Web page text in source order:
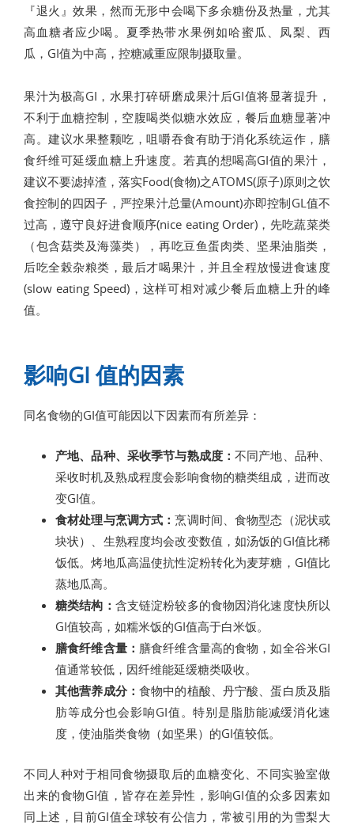
『退火』效果，然而无形中会喝下多余糖份及热量，尤其
高血糖者应少喝。夏季热带水果例如哈蜜瓜、凤梨、西
瓜，GI值为中高，控糖减重应限制摄取量。
果汁为极高GI，水果打碎研磨成果汁后GI值将显著提升，
不利于血糖控制，空腹喝类似糖水效应，餐后血糖显著冲
高。建议水果整颗吃，咀嚼吞食有助于消化系统运作，膳
食纤维可延缓血糖上升速度。若真的想喝高GI值的果汁，
建议不要滤掉渣，落实Food(食物)之ATOMS(原子)原则之饮
食控制的四因子，严控果汁总量(Amount)亦即控制GL值不
过高，遵守良好进食顺序(nice eating Order)，先吃蔬菜类
（包含菇类及海藻类），再吃豆鱼蛋肉类、坚果油脂类，
后吃全榖杂粮类，最后才喝果汁，并且全程放慢进食速度
(slow eating Speed)，这样可相对减少餐后血糖上升的峰
值。
影响GI 值的因素
同名食物的GI值可能因以下因素而有所差异：
产地、品种、采收季节与熟成度：不同产地、品种、
采收时机及熟成程度会影响食物的糖类组成，进而改
变GI值。
食材处理与烹调方式：烹调时间、食物型态（泥状或
块状）、生熟程度均会改变数值，如汤饭的GI值比稀
饭低。烤地瓜高温使抗性淀粉转化为麦芽糖，GI值比
蒸地瓜高。
糖类结构： 含支链淀粉较多的食物因消化速度快所以
GI值较高，如糯米饭的GI值高于白米饭。
膳食纤维含量： 膳食纤维含量高的食物，如全谷米GI
值通常较低，因纤维能延缓糖类吸收。
其他营养成分： 食物中的植酸、丹宁酸、蛋白质及脂
肪等成分也会影响GI值。特别是脂肪能减缓消化速
度，使油脂类食物（如坚果）的GI值较低。
不同人种对于相同食物摄取后的血糖变化、不同实验室做
出来的食物GI值，皆存在差异性，影响GI值的众多因素如
同上述，目前GI值全球较有公信力，常被引用的为雪梨大